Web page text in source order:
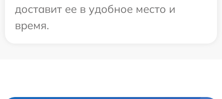
доставит ее в удобное место и
время.